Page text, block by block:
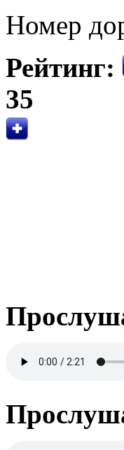
Номер
Рейтинг:
35